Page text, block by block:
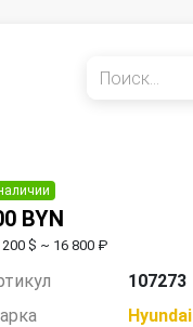
BYN
$ ~ 16 800 ₽
107273
Hyundai